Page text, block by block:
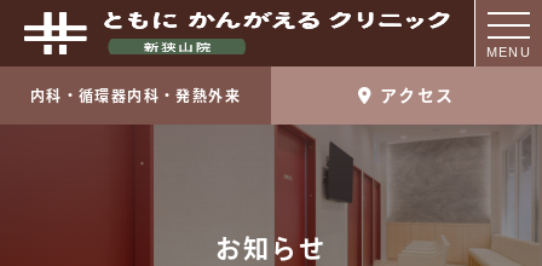
MENU
内科・循環器内科・発熱外来 アクセス
お知らせ